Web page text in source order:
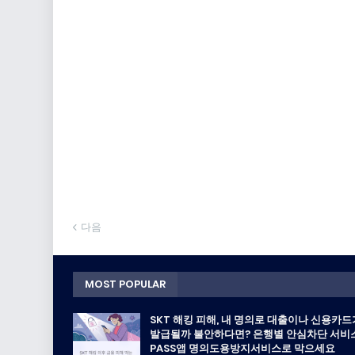
다음
MOST POPULAR
SKT 해킹 피해, 내 명의로 대출이나 신용카드
발급될까 불안하다면? 은행별 안심차단 서비
PASS앱 명의도용방지서비스로 막으세요